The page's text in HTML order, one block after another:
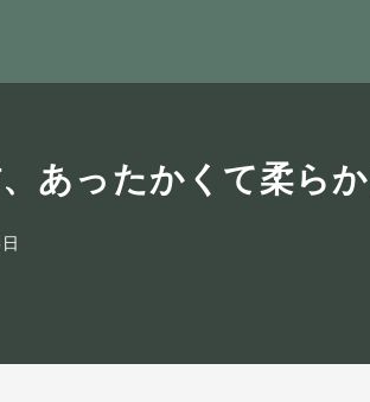
あったかくて柔ら